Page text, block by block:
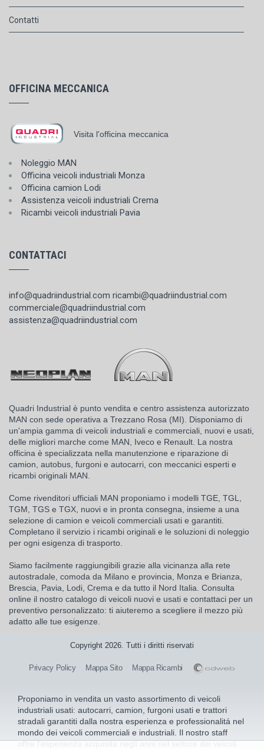
Contatti
OFFICINA MECCANICA
Visita l'officina meccanica
Noleggio MAN
Officina veicoli industriali Monza
Officina camion Lodi
Assistenza veicoli industriali Crema
Ricambi veicoli industriali Pavia
CONTATTACI
info@quadriindustrial.com ricambi@quadriindustrial.com
commerciale@quadriindustrial.com
assistenza@quadriindustrial.com
Quadri Industrial è punto vendita e centro assistenza autorizzato
MAN con sede operativa a Trezzano Rosa (MI). Disponiamo di
un'ampia gamma di veicoli industriali e commerciali, nuovi e usati,
delle migliori marche come MAN, Iveco e Renault. La nostra
officina è specializzata nella manutenzione e riparazione di
camion, autobus, furgoni e autocarri, con meccanici esperti e
ricambi originali MAN.
Come rivenditori ufficiali MAN proponiamo i modelli TGE, TGL,
TGM, TGS e TGX, nuovi e in pronta consegna, insieme a una
selezione di camion e veicoli commerciali usati e garantiti.
Completano il servizio i ricambi originali e le soluzioni di noleggio
per ogni esigenza di trasporto.
Siamo facilmente raggiungibili grazie alla vicinanza alla rete
autostradale, comoda da Milano e provincia, Monza e Brianza,
Brescia, Pavia, Lodi, Crema e da tutto il Nord Italia. Consulta
online il nostro catalogo di veicoli nuovi e usati e contattaci per un
preventivo personalizzato: ti aiuteremo a scegliere il mezzo più
adatto alle tue esigenze.
Copyright 2026. Tutti i diritti riservati
Privacy Policy Mappa Sito Mappa Ricambi
Proponiamo in vendita un vasto assortimento di veicoli
industriali usati: autocarri, camion, furgoni usati e trattori
stradali garantiti dalla nostra esperienza e professionalitá nel
mondo dei veicoli commerciali e industriali. Il nostro staff
offre l'esperienza acquisita negli anni nel settore dei veicoli